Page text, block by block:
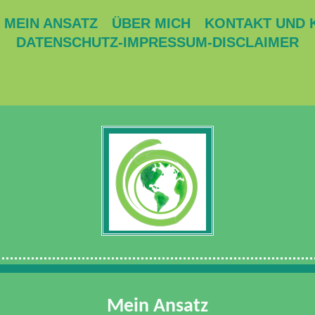
MEIN ANSATZ ÜBER MICH
KONTAKT UND
DATENSCHUTZ-IMPRESSUM-DISCLAIMER
Mein Ansatz